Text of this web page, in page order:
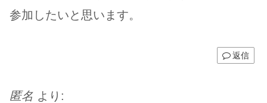
参加したいと思います。
返信
匿名 より: